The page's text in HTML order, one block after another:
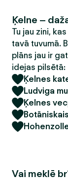
Ķelne –
Tu jau zini,
tavā tuvumā.
plāns jau ir
idejas pilsētā:
Ķelnes
Ludviga
Ķelnes
Vai meklē